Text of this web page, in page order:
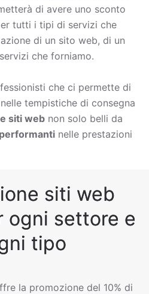
di avere uno sconto
tutti i tipi di servizi che
di un sito web, di un
che forniamo.
che ci permette di
tempistiche di consegna
siti web non solo belli da
nelle prestazioni
siti web
ogni settore e
tipo
la promozione del 10% di